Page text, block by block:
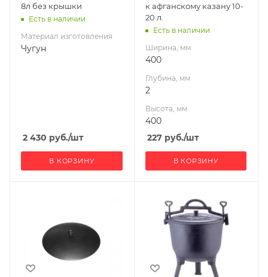
8л без крышки
Есть в наличии
Материал изготовления
Чугун
2 430 руб./шт
В КОРЗИНУ
к афганскому казану 10-
20 л.
Есть в наличии
Ширина, мм
400
Глубина, мм
2
Высота, мм
400
227руб./шт
В КОРЗИНУ
Глубина, мм
Высота, мм
80
изготовления
Чугун